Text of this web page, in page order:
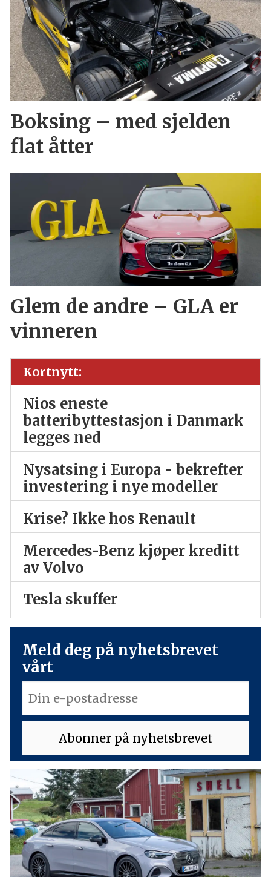
Boksing – med sjelden
flat åtter
Glem de andre – GLA er
vinneren
Kortnytt:
Nios eneste
batteribyttestasjon i Danmark
legges ned
Nysatsing i Europa - bekrefter
investering i nye modeller
Krise? Ikke hos Renault
Mercedes-Benz kjøper kreditt
av Volvo
Tesla skuffer
Meld deg på nyhetsbrevet
vårt